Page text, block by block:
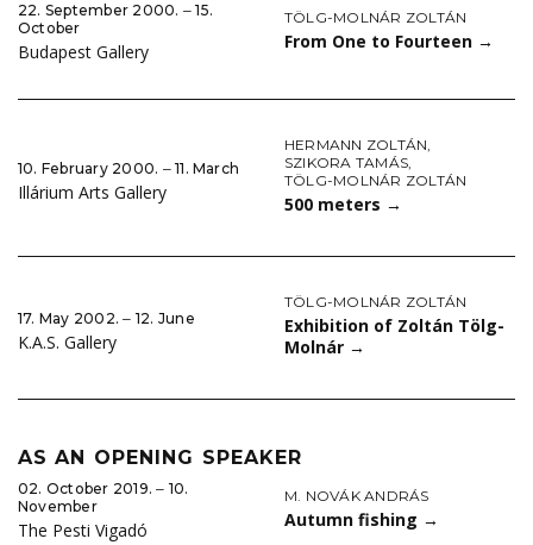
22. September 2000. ‒ 15.
October
Budapest Gallery
TÖLG-MOLNÁR ZOLTÁN
From One to Fourteen →
10. February 2000. ‒ 11. March
Illárium Arts Gallery
HERMANN ZOLTÁN,
SZIKORA TAMÁS,
TÖLG-MOLNÁR ZOLTÁN
500 meters →
17. May 2002. ‒ 12. June
K.A.S. Gallery
TÖLG-MOLNÁR ZOLTÁN
Exhibition of Zoltán Tölg-
Molnár →
AS AN OPENING SPEAKER
02. October 2019. ‒ 10.
November
The Pesti Vigadó
M. NOVÁK ANDRÁS
Autumn fishing →